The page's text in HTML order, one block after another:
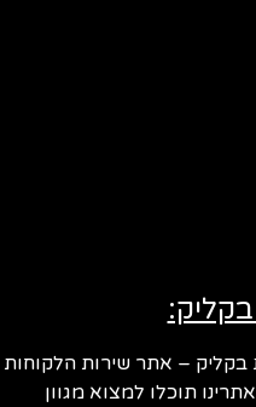
– אתר שירות הלקוחות
תוכלו למצוא מגוון